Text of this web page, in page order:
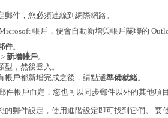
郵件，您必須連線到網際網路。
帳戶，便會自動新增與帳戶關聯的
件。
> 新增帳戶。
型，然後登入。
帳戶都新增完成之後，請點選準備就緒。
件帳戶而定，您也可以同步郵件以外的其他項
的郵件設定，使用進階設定即可找到它們。 要